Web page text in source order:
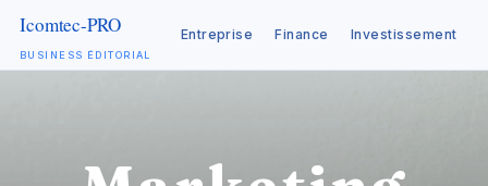
BUSINESS ÉDITORIAL
Entreprise Finance Investissement